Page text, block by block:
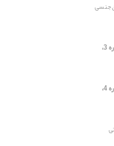
جنسی
[دوره 3،
[دوره 3، شماره 4،